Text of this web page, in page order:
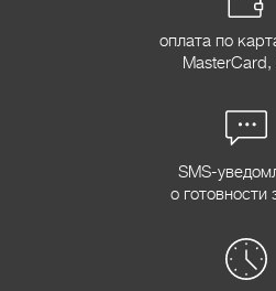
оплата по
SMS-
о готовности